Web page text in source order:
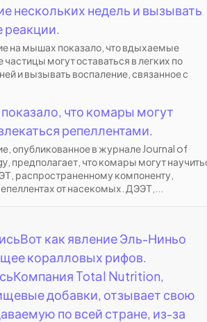
нескольких недель и вызывать
реакции.
на мышах показало, что вдыхаемые
могут оставаться в легких по
и вызывать воспаление, связанное с
что комары могут
репеллентами.
опубликованное в журнале Journal of
предполагает, что комары могут
распространенному компоненту,
от насекомых. ДЭЭТ,...
Вот как явление Эль-Ниньо
коралловых рифов.
Компания Total Nutrition,
добавки, отзывает свою
по всей стране, из-за